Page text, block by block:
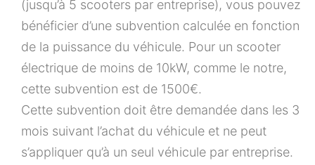
(jusqu’à 5 scooters par entreprise), vous pouvez
bénéficier d’une subvention calculée en fonction
de la puissance du véhicule. Pour un scooter
électrique de moins de 10kW, comme le notre,
cette subvention est de 1500€.
Cette subvention doit être demandée dans les 3
mois suivant l’achat du véhicule et ne peut
s’appliquer qu’à un seul véhicule par entreprise.